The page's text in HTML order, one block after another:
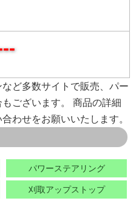
ど多数サイトで販売、パー
ございます。 商品の詳細
わせをお願いいたします。
パワーステアリング
刈取アップストップ